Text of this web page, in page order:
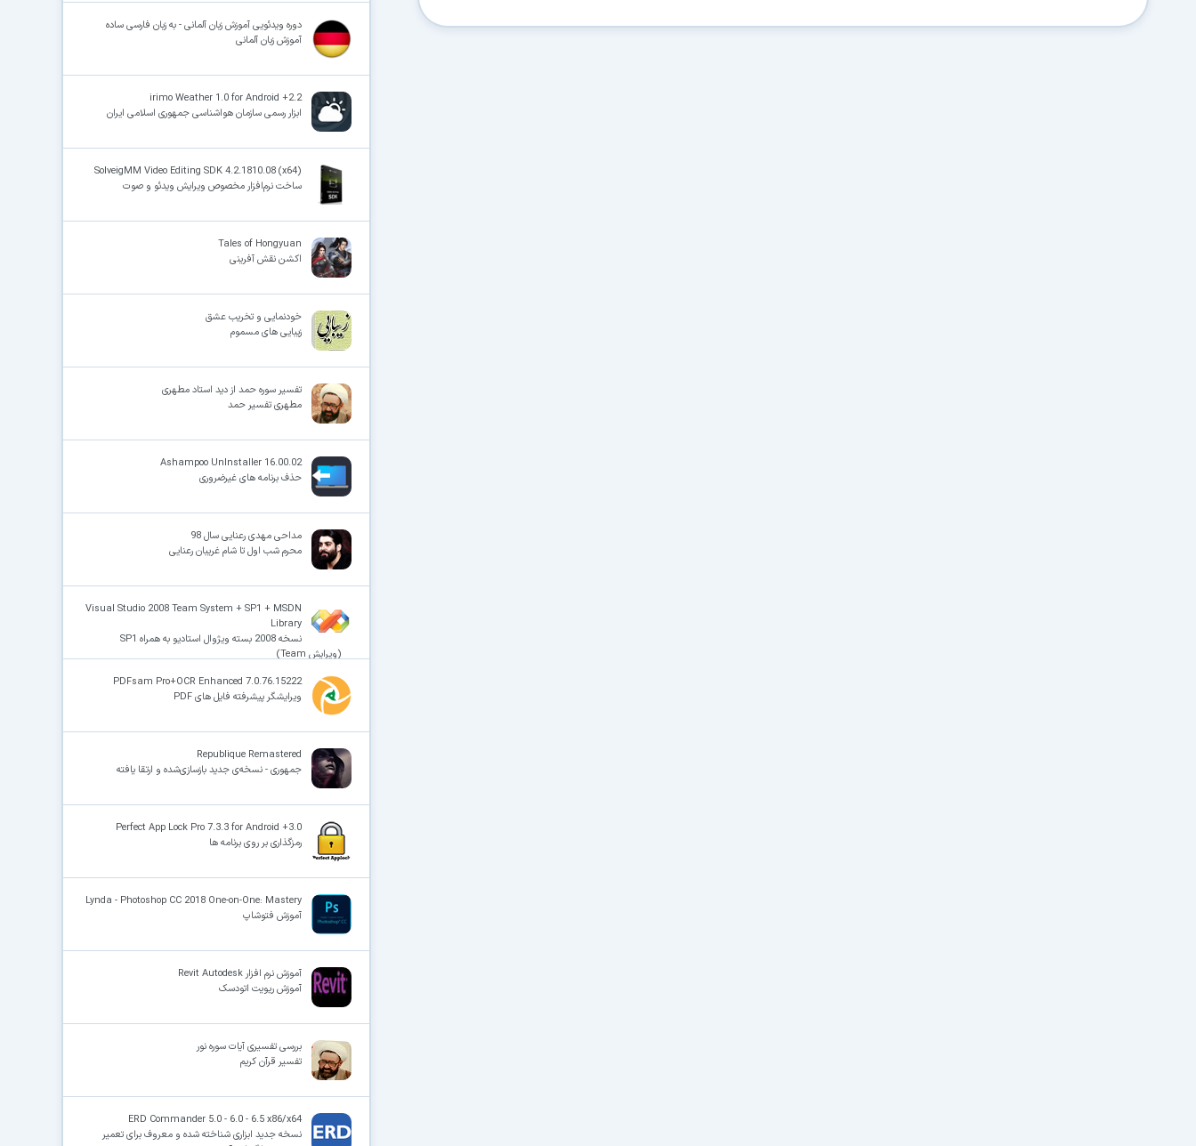
دوره ویدئویی آموزش زبان آلمانی - به زبان فارسی ساده
آموزش زبان آلمانی
irimo Weather 1.0 for Android +2.2
ابزار رسمی سازمان هواشناسی جمهوری اسلامی ایران
SolveigMM Video Editing SDK 4.2.1810.08 (x64)
ساخت نرم‌افزار مخصوص ویرایش ویدئو و صوت
Tales of Hongyuan
اکشن نقش آفرینی
خودنمایی و تخریب عشق
زیبایی های مسموم
تفسیر سوره حمد از دید استاد مطهری
مطهری تفسیر حمد
Ashampoo UnInstaller 16.00.02
حذف برنامه های غیرضروری
مداحی مهدی رعنایی سال 98
محرم شب اول تا شام غریبان رعنایی
Visual Studio 2008 Team System + SP1 + MSDN
Library
نسخه 2008 بسته ویژوال استادیو به همراه SP1
(ویرایش Team)
PDFsam Pro+OCR Enhanced 7.0.76.15222
ویرایشگر پیشرفته فایل های PDF
Republique Remastered
جمهوری - نسخه‌ی جدید بازسازی‌شده و ارتقا یافته
Perfect App Lock Pro 7.3.3 for Android +3.0
رمزگذاری بر روی برنامه ها
Lynda - Photoshop CC 2018 One-on-One: Mastery
آموزش فتوشاپ
آموزش نرم افزار Revit Autodesk
آموزش ریویت اتودسک
بررسی تفسیری آیات سوره نور
تفسیر قرآن کریم
ERD Commander 5.0 - 6.0 - 6.5 x86/x64
نسخه جدید ابزاری شناخته شده و معروف برای تعمیر